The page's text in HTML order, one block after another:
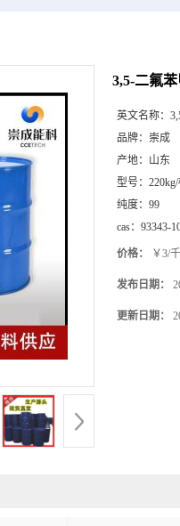
3,5-二氟
英文名称：
品牌： 崇成
产地： 山东
型号：
纯度： 99
cas： 93343-
价格： ￥3/
发布日期：
更新日期：